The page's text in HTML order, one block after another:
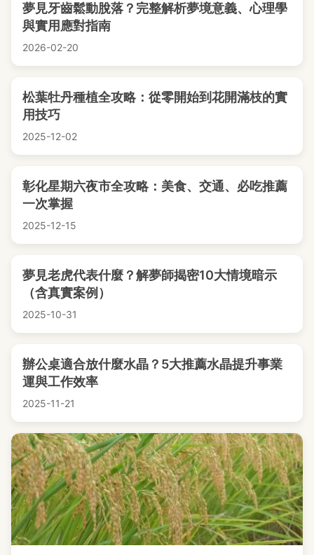
夢見牙齒鬆動脫落？完整解析夢境意義、心理學
與實用應對指南
2026-02-20
松葉牡丹種植全攻略：從零開始到花開滿枝的實
用技巧
2025-12-02
彰化星期六夜市全攻略：美食、交通、必吃推薦
一次掌握
2025-12-15
夢見老虎代表什麼？解夢師揭密10大情境暗示
（含真實案例）
2025-10-31
辦公桌適合放什麼水晶？5大推薦水晶提升事業
運與工作效率
2025-11-21